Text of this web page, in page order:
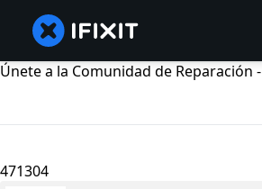
Únete a la Comunidad de Reparación -
471304